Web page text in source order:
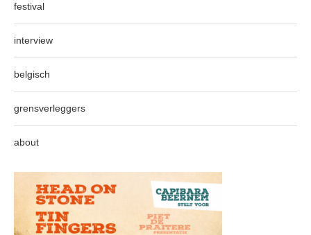
festival
interview
belgisch
grensverleggers
about